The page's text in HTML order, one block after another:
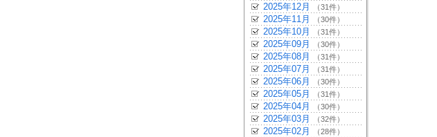
2025年12月 （31件）
2025年11月 （30件）
2025年10月 （31件）
2025年09月 （30件）
2025年08月 （31件）
2025年07月 （31件）
2025年06月 （30件）
2025年05月 （31件）
2025年04月 （30件）
2025年03月 （32件）
2025年02月 （28件）